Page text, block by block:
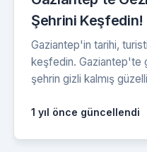
Şehrini Keşfedin!
Gaziantep'in tarihi,
keşfedin. Gaziantep'te
şehrin gizli kalmış
1 yıl önce güncellendi